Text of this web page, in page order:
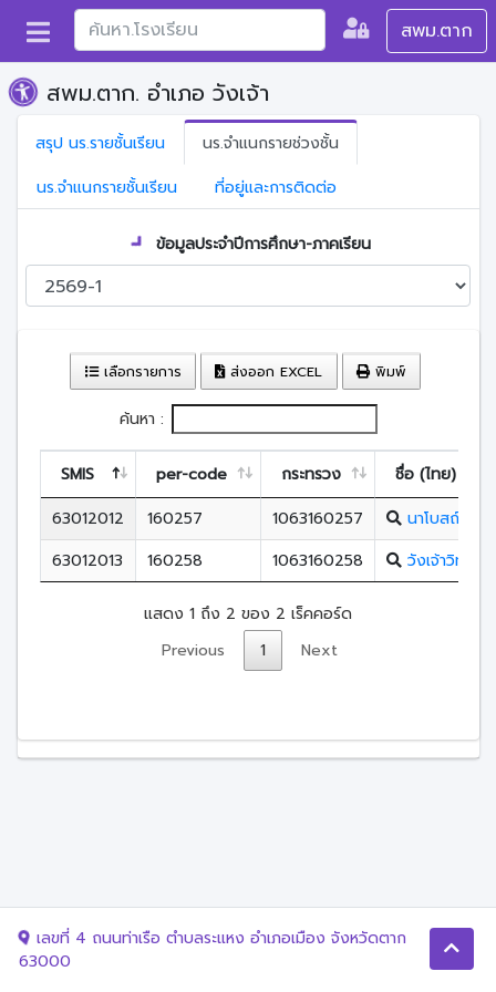
สพม.ตาก
สพม.ตาก. อำเภอ วังเจ้า
สรุป นร.รายชั้นเรียน
นร.จำแนกรายช่วงชั้น
นร.จำแนกรายชั้นเรียน
ที่อยู่และการติดต่อ
ข้อมูลประจำปีการศึกษา-ภาคเรียน
เลือกรายการ ส่งออก EXCEL พิมพ์
ค้นหา :
SMIS per-code กระทรวง
ชื่อ (ไทย)
63012012
160257 1063160257
นาโบสถ์พิทย
63012013
160258 1063160258 วังเจ้าวิทยา
แสดง 1 ถึง 2 ของ 2 เร็คคอร์ด
Previous
1 Next
เลขที่ 4 ถนนท่าเรือ ตำบลระแหง อำเภอเมือง จังหวัดตาก
63000